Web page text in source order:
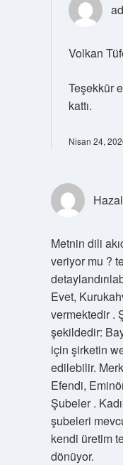
Volkan
Teşekkür
kattı.
Nisan 24,
Metnin dili
veriyor mu ?
Evet,
vermektedir .
şekildedir:
için şirketin
edilebilir.
Efendi,
Şubeler .
şubeleri
kendi üretim
dönüyor.